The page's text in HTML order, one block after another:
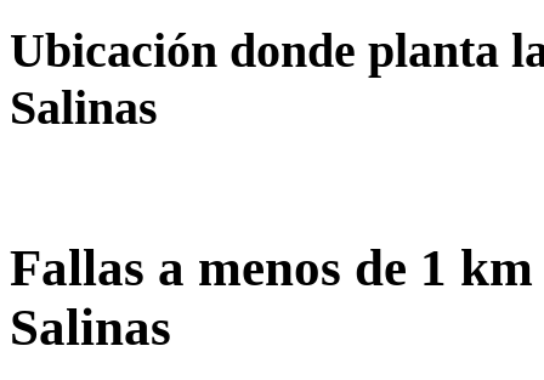
Ubicación donde planta
Salinas
Fallas a menos de 1
Salinas